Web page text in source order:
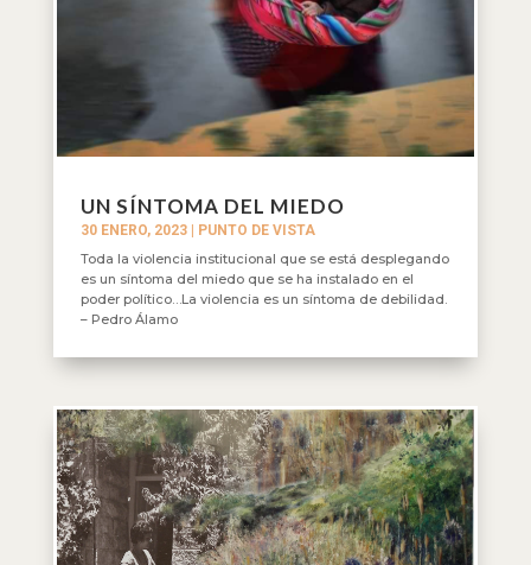
UN SÍNTOMA DEL MIEDO
30 ENERO, 2023|
PUNTO DE VISTA
Toda la violencia institucional que se está desplegando
es un síntoma del miedo que se ha instalado en el
poder político…La violencia es un síntoma de debilidad.
– Pedro Álamo